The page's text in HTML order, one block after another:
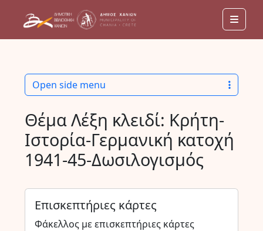
Θέμα Λέξη κλειδί: Κρήτη-
Ιστορία-Γερμανική κατοχή
1941-45-Δωσιλογισμός
Επισκεπτήριες κάρτες
Φάκελλος με επισκεπτήριες κάρτες
Open side menu